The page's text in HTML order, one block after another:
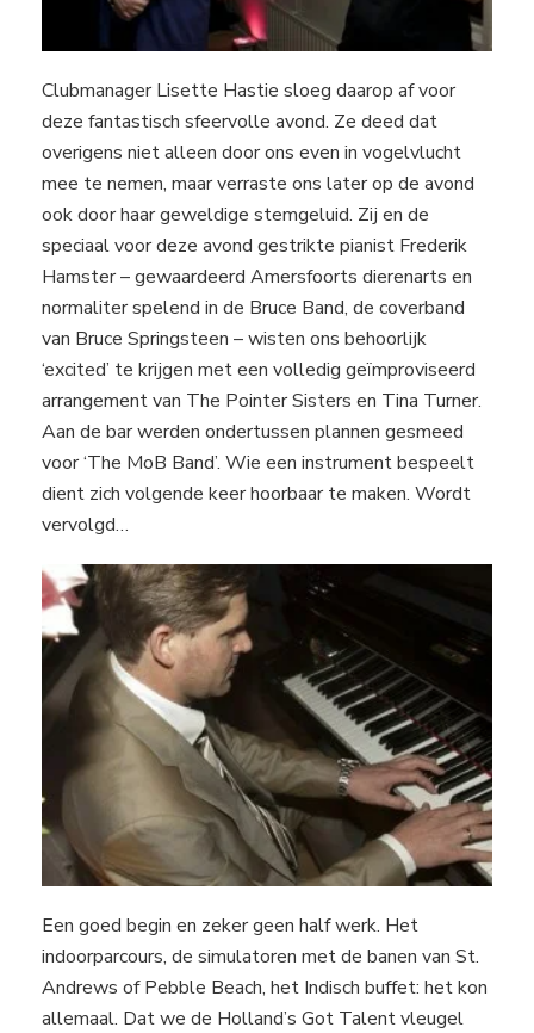
Clubmanager Lisette Hastie sloeg daarop af voor
deze fantastisch sfeervolle avond. Ze deed dat
overigens niet alleen door ons even in vogelvlucht
mee te nemen, maar verraste ons later op de avond
ook door haar geweldige stemgeluid. Zij en de
speciaal voor deze avond gestrikte pianist Frederik
Hamster – gewaardeerd Amersfoorts dierenarts en
normaliter spelend in de Bruce Band, de coverband
van Bruce Springsteen – wisten ons behoorlijk
‘excited’ te krijgen met een volledig geïmproviseerd
arrangement van The Pointer Sisters en Tina Turner.
Aan de bar werden ondertussen plannen gesmeed
voor ‘The MoB Band’. Wie een instrument bespeelt
dient zich volgende keer hoorbaar te maken. Wordt
vervolgd…
Een goed begin en zeker geen half werk. Het
indoorparcours, de simulatoren met de banen van St.
Andrews of Pebble Beach, het Indisch buffet: het kon
allemaal. Dat we de Holland’s Got Talent vleugel